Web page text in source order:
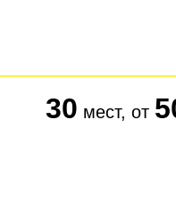
30 мест, от